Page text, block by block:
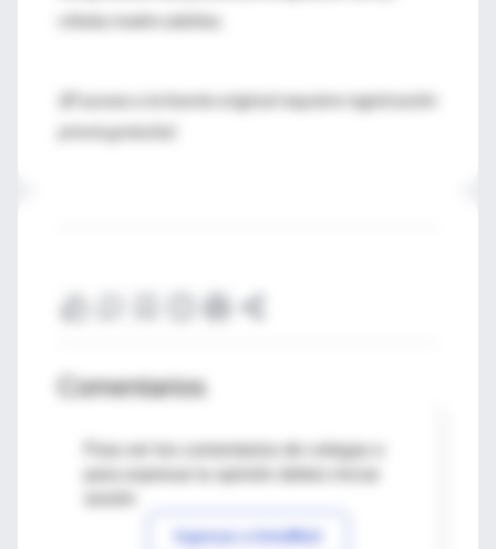
células madre adultas.
(El acceso a la fuente original requiere registración
previa gratuita)
Comentarios
Para ver los comentarios de colegas o
Ingresar a IntraMed